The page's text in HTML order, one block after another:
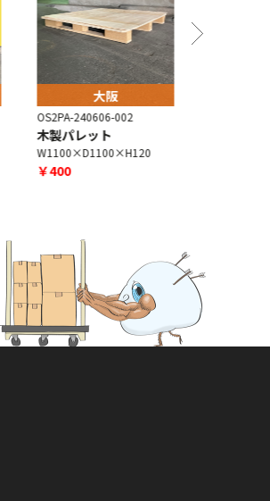
大阪
OS2PA-240606-002
木製パレット
W1100×D1100×H120
￥400